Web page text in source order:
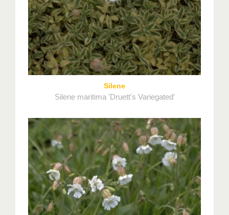
Silene
Silene maritima 'Druett's Variegated'